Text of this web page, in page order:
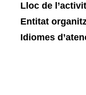
Lloc de
Entitat
Idiomes